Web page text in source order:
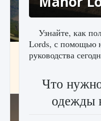
Как исправить ошибку
сохранение мира —
9 августа 2024
Узнайте, как
Lords, с помощью
руководства
Что
одежды